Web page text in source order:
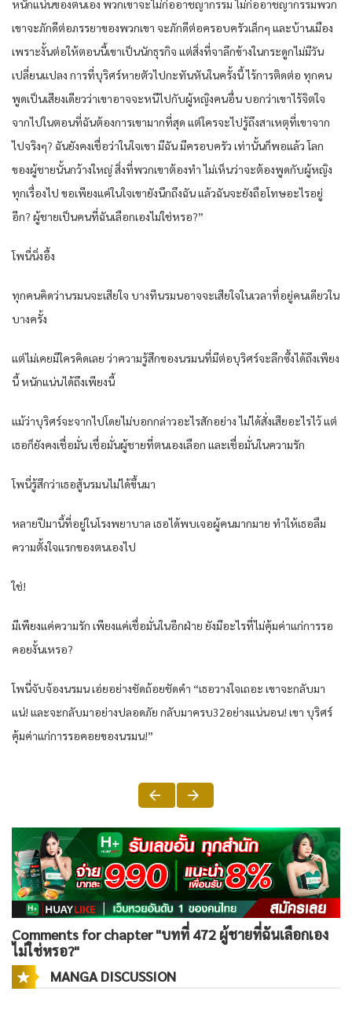
หนักแน่นของตนเอง พวกเขาจะไม่ก่ออาชญากรรม ไม่ก่ออาชญากรรมพวก
เขาจะภักดีต่อภรรยาของพวกเขา จะภักดีต่อครอบครัวเล็กๆ และบ้านเมือง
เพราะงั้นต่อให้ตอนนี้เขาเป็นนักธุรกิจ แต่สิ่งที่จาลึกข้างในกระดูกไม่มีวัน
เปลี่ยนแปลง การที่บุริศร์หายตัวไปกะทันหันในครั้งนี้ ไร้การติดต่อ ทุกคน
พูดเป็นเสียงเดียวว่าเขาอาจจะหนีไปกับผู้หญิงคนอื่น บอกว่าเขาไร้จิตใจ
จากไปในตอนที่ฉันต้องการเขามากที่สุด แต่ใครจะไปรู้ถึงสาเหตุที่เขาจาก
ไปจริงๆ? ฉันยังคงเชื่อว่าในใจเขา มีฉัน มีครอบครัว เท่านั้นก็พอแล้ว โลก
ของผู้ชายนั้นกว้างใหญ่ สิ่งที่พวกเขาต้องทำ ไม่เห็นว่าจะต้องพูดกับผู้หญิง
ทุกเรื่องไป ขอเพียงแค่ในใจเขายังนึกถึงฉัน แล้วฉันจะยังถือโทษอะไรอยู่
อีก? ผู้ชายเป็นคนที่ฉันเลือกเองไม่ใช่หรอ?”
โพนี่นิ่งอึ้ง
ทุกคนคิดว่านรมนจะเสียใจ บางทีนรมนอาจจะเสียใจในเวลาที่อยู่คนเดียวใน
บางครั้ง
แต่ไม่เคยมีใครคิดเลย ว่าความรู้สึกของนรมนที่มีต่อบุริศร์จะลึกซึ้งได้ถึงเพียง
นี้ หนักแน่นได้ถึงเพียงนี้
แม้ว่าบุริศร์จะจากไปโดยไม่บอกกล่าวอะไรสักอย่าง ไม่ได้สั่งเสียอะไรไว้ แต่
เธอก็ยังคงเชื่อมั่น เชื่อมั่นผู้ชายที่ตนเองเลือก และเชื่อมั่นในความรัก
โพนี่รู้สึกว่าเธอสู้นรมนไม่ได้ขึ้นมา
หลายปีมานี้ที่อยู่ในโรงพยาบาล เธอได้พบเจอผู้คนมากมาย ทำให้เธอลืม
ความตั้งใจแรกของตนเองไป
ใช่!
มีเพียงแค่ความรัก เพียงแค่เชื่อมั่นในอีกฝ่าย ยังมีอะไรที่ไม่คุ้มค่าแก่การรอ
คอยงั้นเหรอ?
โพนี่จับจ้องนรมน เอ่ยอย่างชัดถ้อยชัดคำ “เธอวางใจเถอะ เขาจะกลับมา
แน่! และจะกลับมาอย่างปลอดภัย กลับมาครบ32อย่างแน่นอน! เขา บุริศร์
คุ้มค่าแก่การรอคอยของนรมน!”
Comments for chapter "บทที่ 472 ผู้ชายที่ฉันเลือกเอง
ไม่ใช่หรอ?"
MANGA DISCUSSION